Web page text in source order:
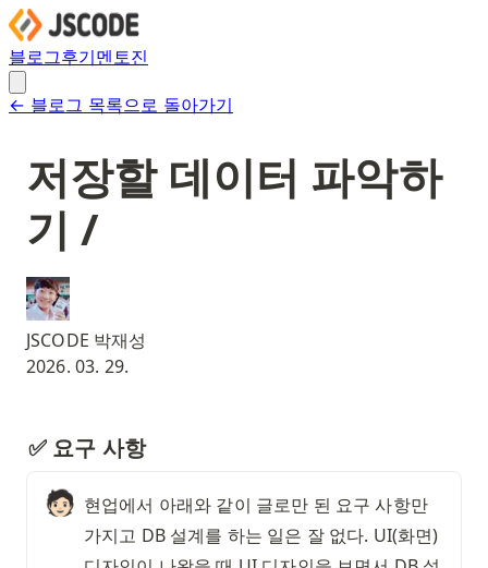
블로그후기멘토진
← 블로그 목록으로 돌아가기
저장할 데이터 파악하
기 /
JSCODE 박재성
2026. 03. 29.
✅ 요구 사항
🧑🏻 현업에서 아래와 같이 글로만 된 요구 사항만
가지고 DB 설계를 하는 일은 잘 없다. UI(화면)